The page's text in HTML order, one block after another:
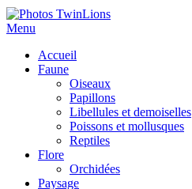
Menu
Accueil
Faune
Oiseaux
Papillons
Libellules et demoiselles
Poissons et mollusques
Reptiles
Flore
Orchidées
Paysage